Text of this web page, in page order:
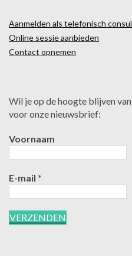
Aanmelden als telefonisch
Online sessie aanbieden
Contact opnemen
Wil je op de hoogte blijven
voor onze nieuwsbrief:
Voornaam
E-mail *